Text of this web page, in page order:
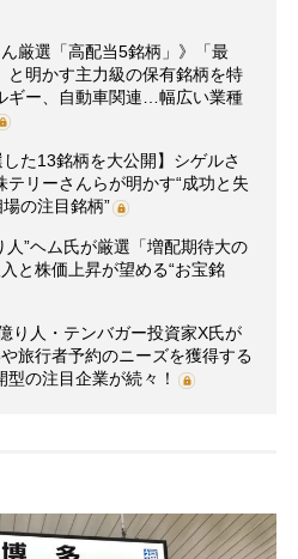
厳選「高配当5銘柄」》「最
と明かす主力級の保有銘柄を特
ー、自動車関連…幅広い業種
した13銘柄を大公開】シゲルさ
リーさんらが明かす“成功と失
の注目銘柄”
人”ヘム氏が厳選「増配期待大の
と株価上昇が望める“お宝銘
り人・テンバガー投資家X氏が
旅行者予約のニーズを獲得する
の注目企業が続々！